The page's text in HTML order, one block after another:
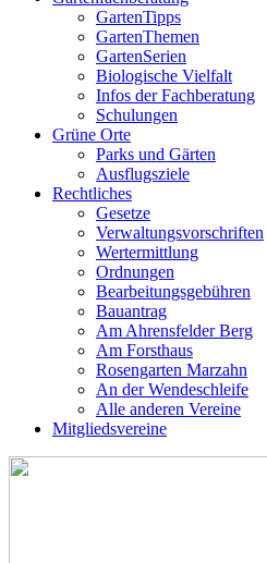
GartenTipps
GartenThemen
GartenSerien
Biologische Vielfalt
Infos der Fachberatung
Schulungen
Grüne Orte
Parks und Gärten
Ausflugsziele
Rechtliches
Gesetze
Verwaltungsvorschriften
Wertermittlung
Ordnungen
Bearbeitungsgebühren
Bauantrag
Am Ahrensfelder Berg
Am Forsthaus
Rosengarten Marzahn
An der Wendeschleife
Alle anderen Vereine
Mitgliedsvereine